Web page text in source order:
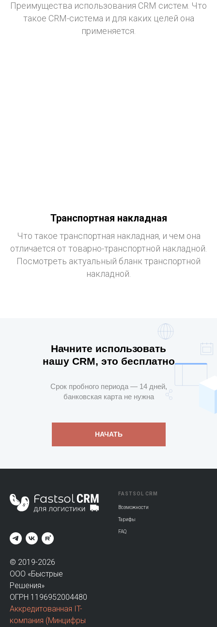
Преимущества использования CRM систем. Что
такое CRM-система и для каких целей она
применяется.
Транспортная накладная
Что такое транспортная накладная, и чем она
отличается от товарно-транспортной накладной.
Посмотреть актуальный бланк транспортной
накладной.
Начните использовать
нашу CRM, это бесплатно
Срок пробного периода — 14 дней,
банковская карта не нужна
НАЧАТЬ
© 2019-2026
ООО «Быстрые
Решения»
ОГРН 1196952004480
Аккредитованная IT-
компания (Минцифры
FASTSOL CRM
Возможности
Тарифы
FAQ